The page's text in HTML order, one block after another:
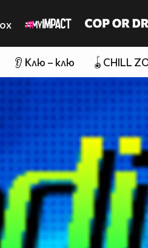
👂 Клю – клю 🪀CHILL